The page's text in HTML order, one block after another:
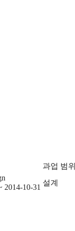
과업 범위
2014-10-31
설계